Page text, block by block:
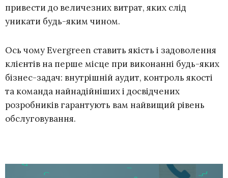
привести до величезних витрат, яких слід
уникати будь-яким чином.
Ось чому Evergreen ставить якість і задоволення
клієнтів на перше місце при виконанні будь-яких
бізнес-задач: внутрішній аудит, контроль якості
та команда найнадійніших і досвідчених
розробників гарантують вам найвищий рівень
обслуговування.